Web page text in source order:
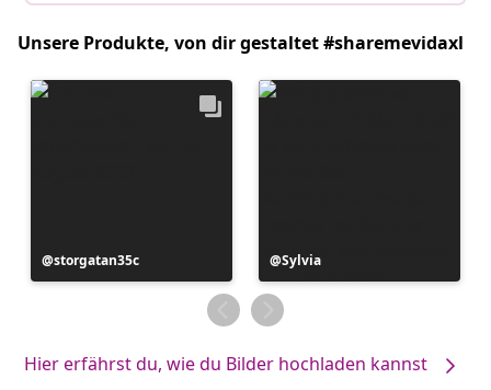
Unsere Produkte, von dir gestaltet #sharemevidaxl
Beitrag
veröffentlicht
storgatan35c
Beitrag
veröffentlicht
von
Sylvia
Hier erfährst du, wie du Bilder hochladen kannst